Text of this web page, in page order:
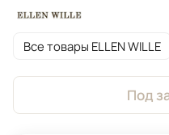
Все товары ELLEN WILLE
Под